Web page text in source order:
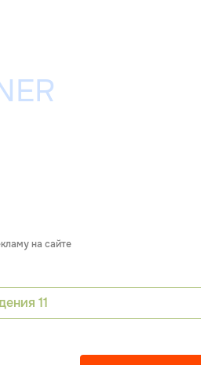
на сайте
11